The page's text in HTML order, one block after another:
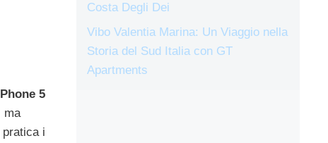
5
ma
pratica i
Costa Degli Dei
Vibo Valentia Marina: Un Viaggio nella
Storia del Sud Italia con GT
Apartments